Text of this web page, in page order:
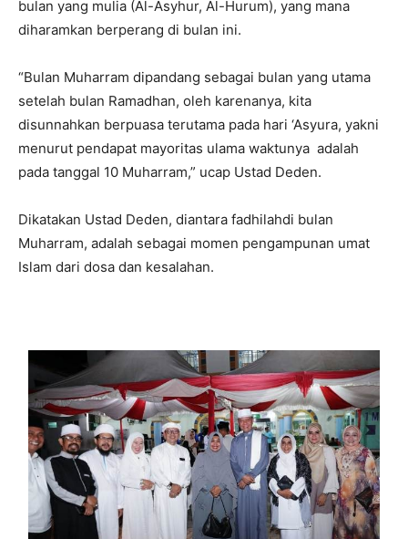
bulan yang mulia (Al-Asyhur, Al-Hurum), yang mana
diharamkan berperang di bulan ini.
“Bulan Muharram dipandang sebagai bulan yang utama
setelah bulan Ramadhan, oleh karenanya, kita
disunnahkan berpuasa terutama pada hari ‘Asyura, yakni
menurut pendapat mayoritas ulama waktunya adalah
pada tanggal 10 Muharram,” ucap Ustad Deden.
Dikatakan Ustad Deden, diantara fadhilahdi bulan
Muharram, adalah sebagai momen pengampunan umat
Islam dari dosa dan kesalahan.